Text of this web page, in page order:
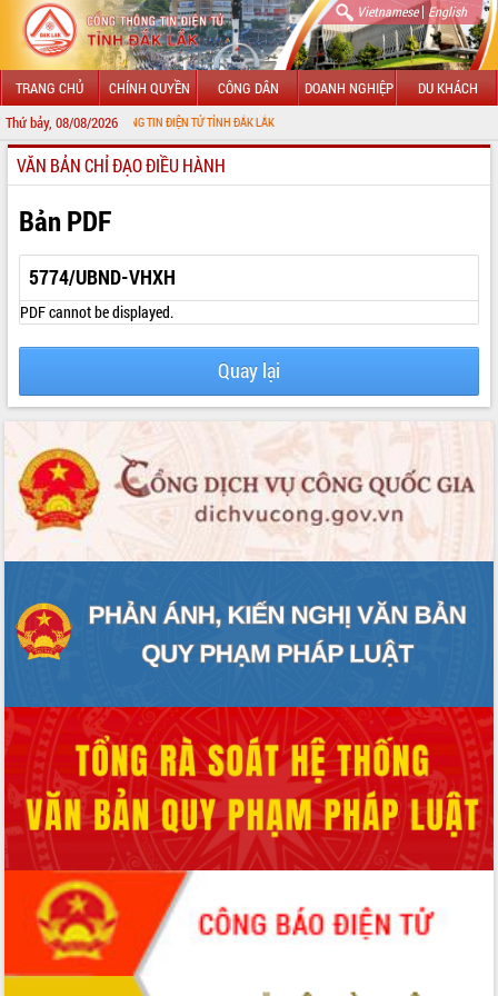
Vietnamese| English
TRANG CHỦ CHÍNH QUYỀN CÔNG DÂN DOANH NGHIỆP DU KHÁCH
Thứ bảy, 08/08/2026
CỔNG THÔNG TIN ĐIỆN TỬ TỈNH ĐẮK LẮK
GIỚI THIỆU
LÃNH ĐẠO UBND TỈNH
TIN TỨC SỰ KIỆN
SỞ, BAN, NGÀNH
UBND CÁC XÃ, PHƯỜNG
THÔNG TIN CHỈ ĐẠO ĐIỀU HÀNH
VĂN BẢN HĐND TỈNH
ĐIỂM TIN VĂN BẢN
VĂN BẢN CHỈ ĐẠO ĐIỀU HÀNH
Bản PDF
5774/UBND-VHXH
PDF cannot be displayed.
Quay lại